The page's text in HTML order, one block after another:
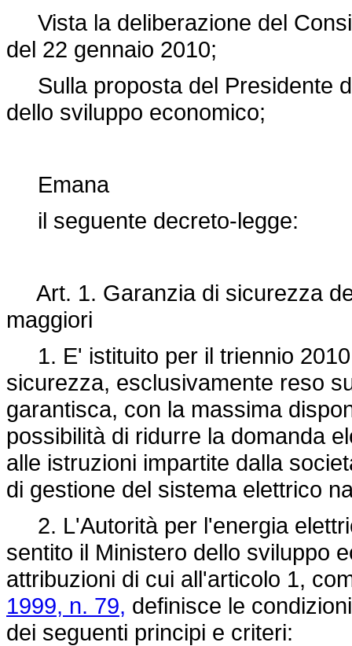
Vista la deliberazione del
del 22 gennaio 2010;
Sulla proposta del Presidente
dello sviluppo economico;
Emana
il seguente decreto-legge:
Art. 1. Garanzia di sicurezza
maggiori
1. E' istituito per il triennio
sicurezza, esclusivamente reso
garantisca, con la massima
possibilità di ridurre la domanda
alle istruzioni impartite dalla
di gestione del sistema elettrico
2. L'Autorità per l'energia
sentito il Ministero dello sviluppo
attribuzioni di cui all'articolo 1,
1999, n. 79, definisce le
dei seguenti principi e criteri: